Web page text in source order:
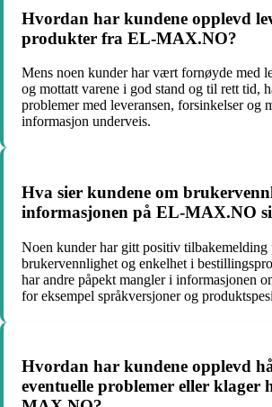
Hvordan har kundene opplevd
produkter fra EL-MAX.NO?
Mens noen kunder har vært fornøyde med
og mottatt varene i god stand og til rett tid,
problemer med leveransen, forsinkelser og
informasjon underveis.
Hva sier kundene om
informasjonen på EL-MAX.NO
Noen kunder har gitt positiv tilbakemelding
brukervennlighet og enkelhet i
har andre påpekt mangler i informasjonen
for eksempel språkversjoner og
Hvordan har kundene opplevd
eventuelle problemer eller klager